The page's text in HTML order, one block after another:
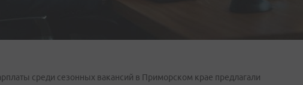
среди сезонных вакансий в Приморском крае предлагали